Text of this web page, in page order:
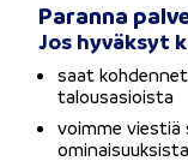
Paranna
Jos hyväksyt
saat
talousasioista
voimme
Mitä
sinua, sitä